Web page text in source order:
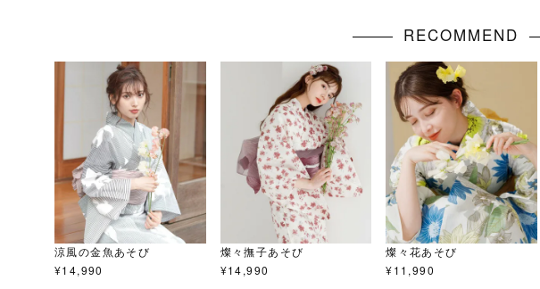
RECOMMEND
涼風の金魚あそび
¥14,990
燦々撫子あそび
¥14,990
燦々花あそび
¥11,990